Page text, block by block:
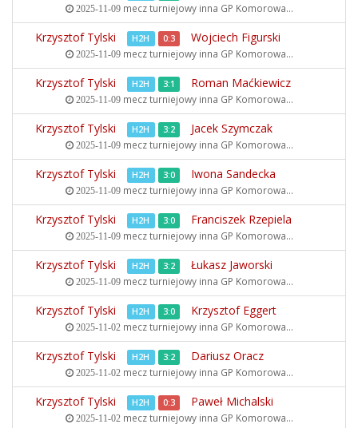
2025-11-09mecz turniejowy inna GP Komorowa...
Krzysztof Tylski H2H 0:3 Wojciech Figurski
2025-11-09mecz turniejowy inna GP Komorowa...
Krzysztof Tylski H2H 3:1 Roman Maćkiewicz
2025-11-09mecz turniejowy inna GP Komorowa...
Krzysztof Tylski H2H 3:2 Jacek Szymczak
2025-11-09mecz turniejowy inna GP Komorowa...
Krzysztof Tylski H2H 3:0 Iwona Sandecka
2025-11-09mecz turniejowy inna GP Komorowa...
Krzysztof Tylski H2H 3:0 Franciszek Rzepiela
2025-11-09mecz turniejowy inna GP Komorowa...
Krzysztof Tylski H2H 3:2 Łukasz Jaworski
2025-11-09mecz turniejowy inna GP Komorowa...
Krzysztof Tylski H2H 3:0 Krzysztof Eggert
2025-11-02mecz turniejowy inna GP Komorowa...
Krzysztof Tylski H2H 3:2 Dariusz Oracz
2025-11-02mecz turniejowy inna GP Komorowa...
Krzysztof Tylski H2H 0:3 Paweł Michalski
2025-11-02mecz turniejowy inna GP Komorowa...